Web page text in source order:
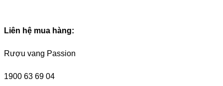
Liên hệ mua hàng:
Rượu vang Passion
1900 63 69 04